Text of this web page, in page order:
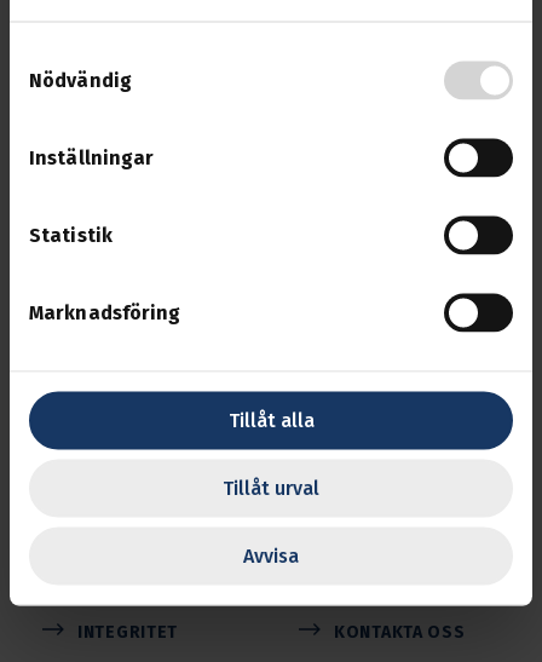
Nödvändig
Inställningar
Statistik
Marknadsföring
Tillåt alla
Tillåt urval
Avvisa
Transports uppgift är att se efter medlemmarnas
INTEGRITET
KONTAKTA OSS